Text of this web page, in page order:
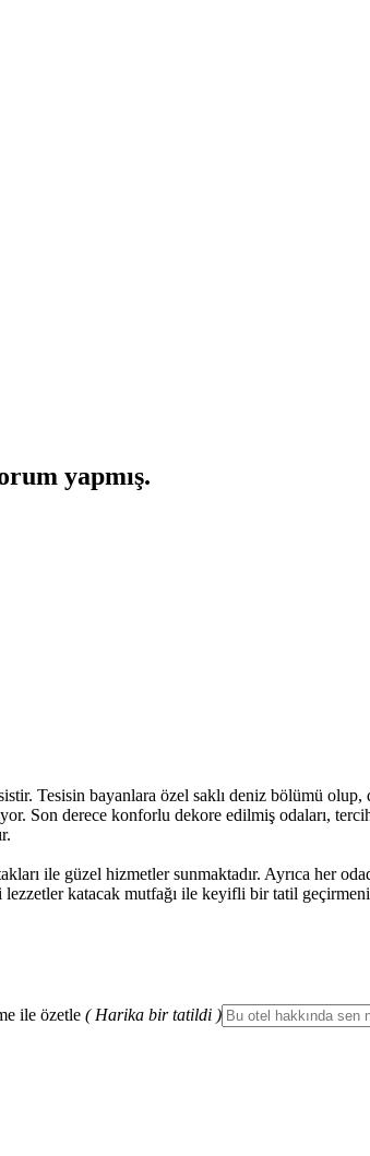
yapmış.
Tesisin bayanlara özel saklı deniz bölümü
Son derece konforlu dekore edilmiş odaları,
ile güzel hizmetler sunmaktadır. Ayrıca her
katacak mutfağı ile keyifli bir tatil
ile özetle ( Harika bir tatildi )